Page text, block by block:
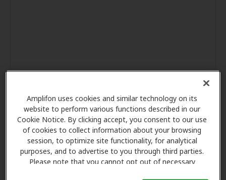
Amplifon uses cookies and similar technology on its
website to perform various functions described in our
Cookie Notice. By clicking accept, you consent to our use
of cookies to collect information about your browsing
session, to optimize site functionality, for analytical
purposes, and to advertise to you through third parties.
Please note that you cannot opt out of necessary